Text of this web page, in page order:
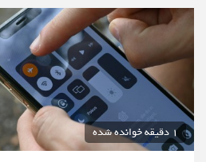
1 دقیقه خوانده شده